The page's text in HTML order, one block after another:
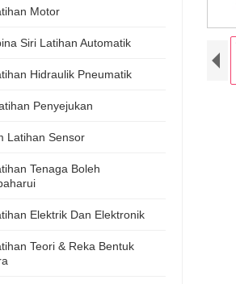
Motor
Siri Latihan Automatik
Hidraulik Pneumatik
Penyejukan
Latihan Sensor
Tenaga Boleh
Elektrik Dan Elektronik
Teori & Reka Bentuk